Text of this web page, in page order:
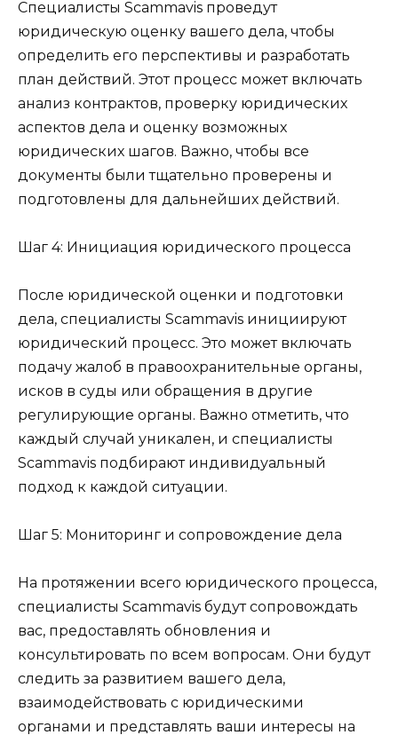
Специалисты Scammavis проведут
юридическую оценку вашего дела, чтобы
определить его перспективы и разработать
план действий. Этот процесс может включать
анализ контрактов, проверку юридических
аспектов дела и оценку возможных
юридических шагов. Важно, чтобы все
документы были тщательно проверены и
подготовлены для дальнейших действий.
Шаг 4: Инициация юридического процесса
После юридической оценки и подготовки
дела, специалисты Scammavis инициируют
юридический процесс. Это может включать
подачу жалоб в правоохранительные органы,
исков в суды или обращения в другие
регулирующие органы. Важно отметить, что
каждый случай уникален, и специалисты
Scammavis подбирают индивидуальный
подход к каждой ситуации.
Шаг 5: Мониторинг и сопровождение дела
На протяжении всего юридического процесса,
специалисты Scammavis будут сопровождать
вас, предоставлять обновления и
консультировать по всем вопросам. Они будут
следить за развитием вашего дела,
взаимодействовать с юридическими
органами и представлять ваши интересы на